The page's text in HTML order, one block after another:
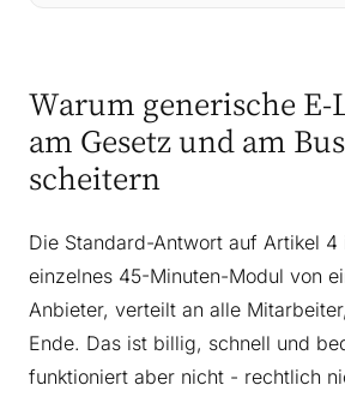
Warum generische E-
am Gesetz und am
scheitern
Die Standard-Antwort auf Artikel
einzelnes 45-Minuten-Modul von
Anbieter, verteilt an alle
Ende. Das ist billig, schnell und
funktioniert aber nicht - rechtlich